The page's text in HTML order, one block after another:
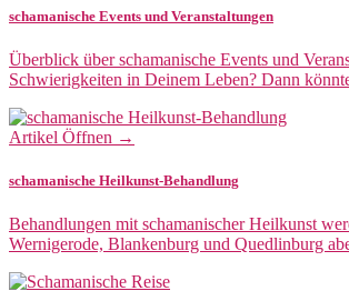
schamanische Events und Veranstaltungen
Überblick über schamanische Events und
Schwierigkeiten in Deinem Leben? Dann
Artikel Öffnen →
schamanische Heilkunst-Behandlung
Behandlungen mit schamanischer Heilkunst
Wernigerode, Blankenburg und Quedlinburg